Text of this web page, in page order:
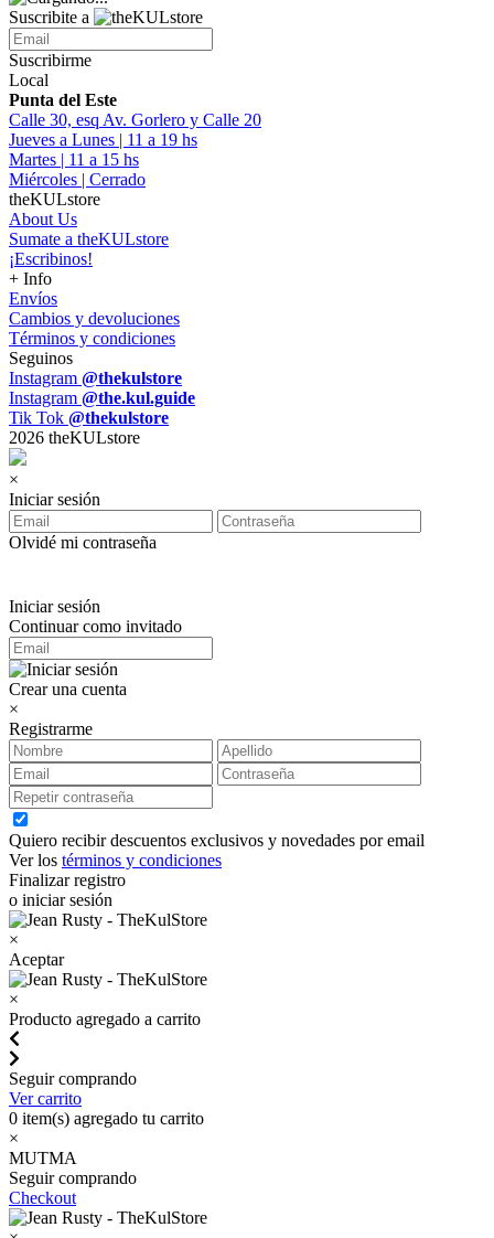
Suscribite a
Suscribirme
Local
Punta del Este
Calle 30, esq Av. Gorlero y Calle 20
Jueves a Lunes | 11 a 19 hs
Martes | 11 a 15 hs
Miércoles | Cerrado
theKULstore
About Us
Sumate a theKULstore
¡Escribinos!
+ Info
Envíos
Cambios y devoluciones
Términos y condiciones
Seguinos
Instagram @thekulstore
Instagram @the.kul.guide
Tik Tok @thekulstore
2026 theKULstore
×
Iniciar sesión
Olvidé mi contraseña
Iniciar sesión
Continuar como invitado
Crear una cuenta
×
Registrarme
Quiero recibir descuentos exclusivos y novedades por email
Ver los términos y condiciones
Finalizar registro
o iniciar sesión
×
Aceptar
×
Producto agregado a carrito
Seguir comprando
Ver carrito
0 item(s) agregado tu carrito
×
MUTMA
Seguir comprando
Checkout